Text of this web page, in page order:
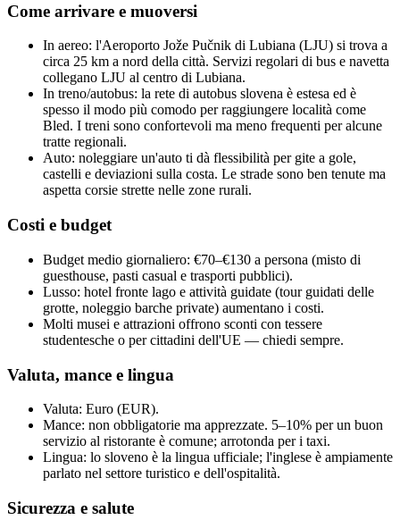
Come arrivare e muoversi
In aereo: l'Aeroporto Jože Pučnik di Lubiana (LJU) si trova a
circa 25 km a nord della città. Servizi regolari di bus e navetta
collegano LJU al centro di Lubiana.
In treno/autobus: la rete di autobus slovena è estesa ed è
spesso il modo più comodo per raggiungere località come
Bled. I treni sono confortevoli ma meno frequenti per alcune
tratte regionali.
Auto: noleggiare un'auto ti dà flessibilità per gite a gole,
castelli e deviazioni sulla costa. Le strade sono ben tenute ma
aspetta corsie strette nelle zone rurali.
Costi e budget
Budget medio giornaliero: €70–€130 a persona (misto di
guesthouse, pasti casual e trasporti pubblici).
Lusso: hotel fronte lago e attività guidate (tour guidati delle
grotte, noleggio barche private) aumentano i costi.
Molti musei e attrazioni offrono sconti con tessere
studentesche o per cittadini dell'UE — chiedi sempre.
Valuta, mance e lingua
Valuta: Euro (EUR).
Mance: non obbligatorie ma apprezzate. 5–10% per un buon
servizio al ristorante è comune; arrotonda per i taxi.
Lingua: lo sloveno è la lingua ufficiale; l'inglese è ampiamente
parlato nel settore turistico e dell'ospitalità.
Sicurezza e salute